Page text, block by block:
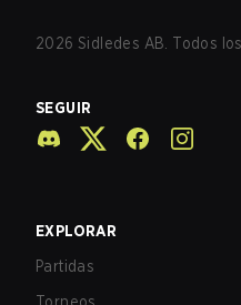
2026 Sidledes AB. Todos
SEGUIR
EXPLORAR
Partidas